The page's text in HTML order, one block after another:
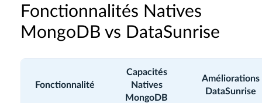
Fonctionnalités Natives
MongoDB vs DataSunrise
Fonctionnalité
Capacités
Natives
MongoDB
Améliorations
DataSunrise